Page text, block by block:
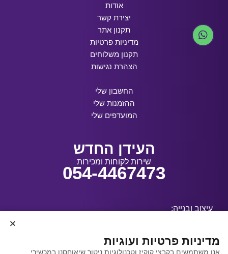
אודות
יצירת קשר
תקנון אתר
מדיניות פרטיות
תקנון משלוחים
הצהרת נגישות
החשבון שלי
ההזמנות שלי
המועדפים שלי
העידן החדש
שירות לקוחות ומכירות
054-4467473
עיצוב ובנייה:
מדיניות פרטיות ועוגיות
אנו משתמשים בקבצי קוקיז וטכנולוגיות ניטור שיאוחסנו במכשירי